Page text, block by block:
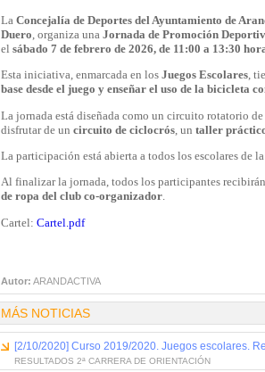
La Concejalía de Deportes del Ayuntamiento de
Duero, organiza una Jornada de Promoción
el sábado 7 de febrero de 2026, de 11:00 a 13:30
Esta iniciativa, enmarcada en los Juegos Escolares,
base desde el juego y enseñar el uso de la bicicleta
La jornada está diseñada como un circuito rotatorio
disfrutar de un circuito de ciclocrós , un taller
La participación está abierta a todos los escolares de
Al finalizar la jornada, todos los participantes
de ropa del club co-organizador.
Cartel: Cartel.pdf
Autor: ARANDACTIVA
MÁS NOTICIAS
[2/10/2020] Curso 2019/2020. Juegos escolares.
RESULTADOS 2ª CARRERA DE ORIENTACIÓN